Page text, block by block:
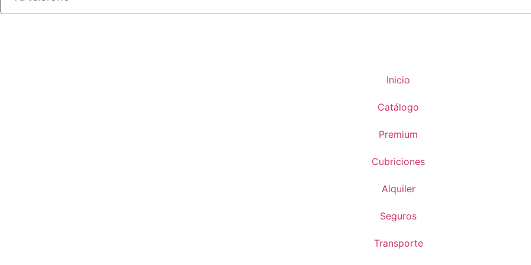
Inicio
Catálogo
Premium
Cubriciones
Alquiler
Seguros
Transporte